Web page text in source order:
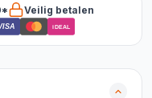
Veilig betalen
iDEAL